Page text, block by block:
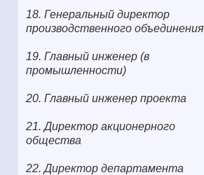
18. Генеральный директор
производственного объединения
19. Главный инженер (в
промышленности)
20. Главный инженер проекта
21. Директор акционерного
общества
22. Директор департамента